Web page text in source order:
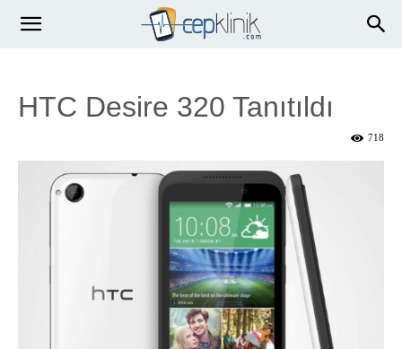
HTC Desire 320 Tanıtıldı
718